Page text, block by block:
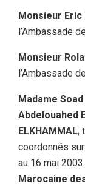
Monsieur Eric
l’Ambassade
Monsieur
l’Ambassade
Madame
Abdelouahed
ELKHAMMAL,
coordonnés
au 16 mai
Marocaine